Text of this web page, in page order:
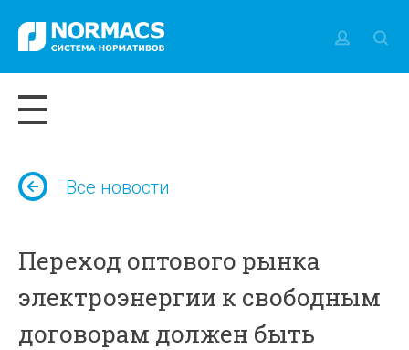
Все новости
Переход оптового рынка
электроэнергии к свободным
договорам должен быть